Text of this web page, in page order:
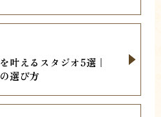
叶えるスタジオ5選｜
選び方